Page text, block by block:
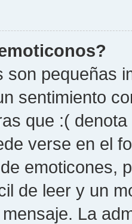
son pequeñas
sentimiento
que :(
verse en el
emoticones,
de leer y un
La